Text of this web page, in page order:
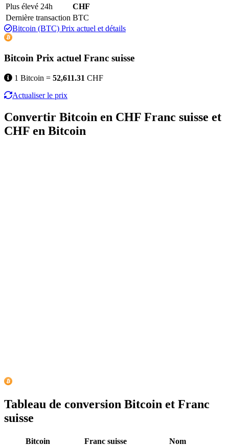
Plus élevé 24h
CHF
Dernière transaction BTC
Bitcoin (BTC) Prix actuel et détails
Bitcoin Prix actuel Franc suisse
1 Bitcoin = 52,611.31 CHF
Actualiser le prix
Convertir Bitcoin en CHF Franc suisse et
CHF en Bitcoin
Tableau de conversion Bitcoin et Franc
suisse
Bitcoin Franc suisse Nom